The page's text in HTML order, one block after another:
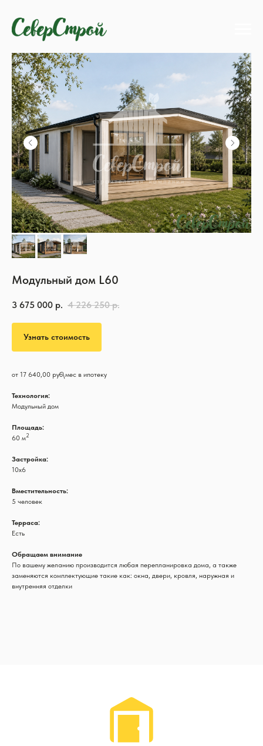
Модульный дом L60
3 675 000 р. 4 226 250 р.
Узнать стоимость
от 17 640,00 руб\мес в ипотеку
Технология:
Модульный дом
Площадь:
60 м2
Застройка:
10x6
Вместительность:
5 человек
Терраса:
Есть
Обращаем внимание
По вашему желанию производится любая перепланировка дома, а также
заменяются комплектующие такие как: окна, двери, кровля, наружная и
внутренняя отделки